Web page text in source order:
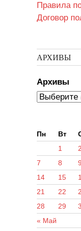
Правила
Договор
АРХИВЫ
Архивы
Пн
Вт
« Май
1 2
7
8 9
14
15
21
22
28
29